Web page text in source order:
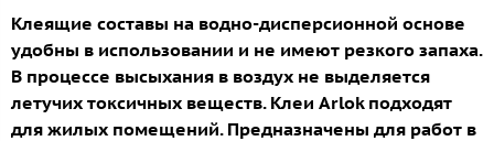
Клеящие составы на водно-дисперсионной основе
удобны в использовании и не имеют резкого запаха.
В процессе высыхания в воздух не выделяется
летучих токсичных веществ. Клеи Arlok подходят
для жилых помещений. Предназначены для работ в